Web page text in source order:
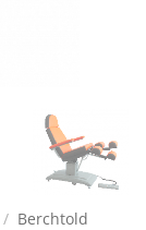
/ Berchtold